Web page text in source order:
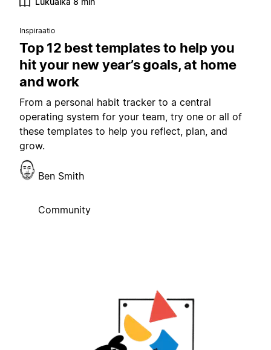
Inspiraatio
Top 12 best templates to help you
hit your new year’s goals, at home
and work
From a personal habit tracker to a central
operating system for your team, try one or all of
these templates to help you reflect, plan, and
grow.
Ben Smith
Community